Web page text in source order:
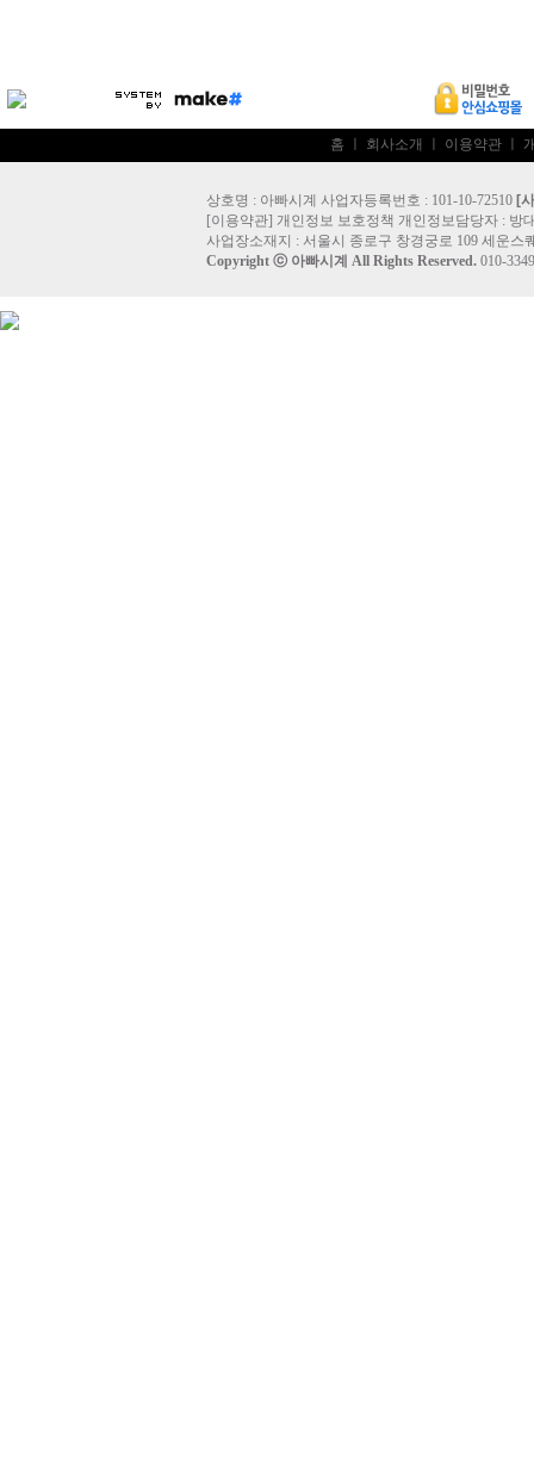
홈 회사소개 이용약관
상호명 : 아빠시계 사업자등록번호 : 101-10-72510 [
[이용약관] 개인정보 보호정책 개인정보담당자 : 방
사업장소재지 : 서울시 종로구 창경궁로 109 세운스
Copyright ⓒ 아빠시계 All Rights Reserved. 010-